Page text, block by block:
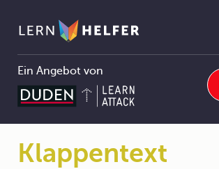
Ein Angebot von
Pfadnavigation
Deutsch Abitur 2 Darstellungsformen von Texten
Klappentext